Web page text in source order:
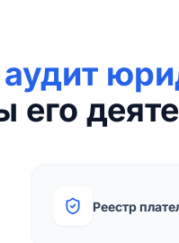
его
Реестр